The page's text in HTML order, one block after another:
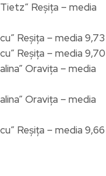
Reșița – media
Reșița – media 9,73
Reșița – media 9,70
Oravița – media
Oravița – media
Reșița – media 9,66